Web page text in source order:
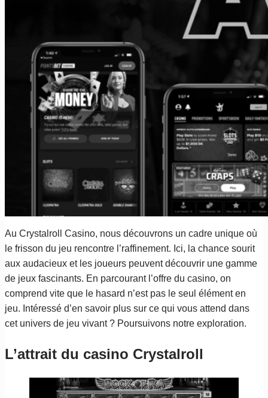
Au Crystalroll Casino, nous découvrons un cadre unique où
le frisson du jeu rencontre l’raffinement. Ici, la chance sourit
aux audacieux et les joueurs peuvent découvrir une gamme
de jeux fascinants. En parcourant l’offre du casino, on
comprend vite que le hasard n’est pas le seul élément en
jeu. Intéressé d’en savoir plus sur ce qui vous attend dans
cet univers de jeu vivant ? Poursuivons notre exploration.
L’attrait du casino Crystalroll